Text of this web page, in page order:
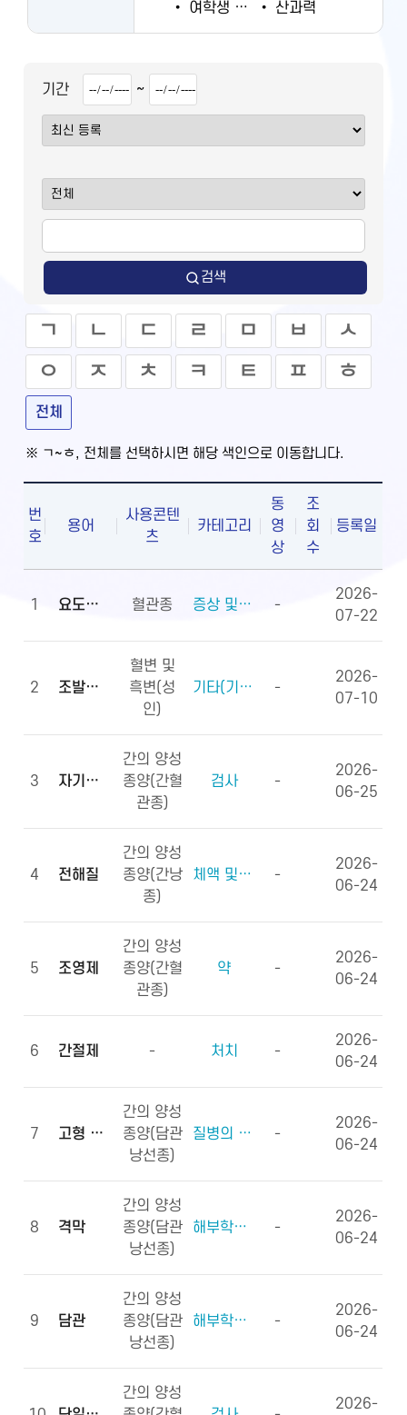
•
여학생 흡연율 • 산과력
기간 ~
검색
ㄱ ㄴ ㄷ ㄹ ㅁ ㅂ
ㅅ
ㅇ
ㅈ ㅊ ㅋ ㅌ ㅍ ㅎ
전체
※ ㄱ~ㅎ, 전체를 선택하시면 해당 색인으로 이동합니다.
번
호
용어
사용콘텐
츠
카테고리
동
영
상
조
회
수
등록일
1 요도하열 혈관종 증상 및 징후(증상) -
2026-
07-22
2 조발생률
혈변 및
흑변(성
인)
기타(기타용어) -
2026-
07-10
3 자기공명영상
간의 양성
종양(간혈
관종)
검사 -
2026-
06-25
4 전해질
간의 양성
종양(간낭
종)
체액 및 전해질, 영양소 -
2026-
06-24
5 조영제
간의 양성
종양(간혈
관종)
약 -
2026-
06-24
6 간절제 - 처치 -
2026-
06-24
7 고형 종괴
간의 양성
종양(담관
낭선종)
질병의 형태학 -
2026-
06-24
8 격막
간의 양성
종양(담관
낭선종)
해부학적부위 (신체구조) -
2026-
06-24
9 담관
간의 양성
종양(담관
낭선종)
해부학적부위 (신체구조) -
2026-
06-24
간의 양성
2026-